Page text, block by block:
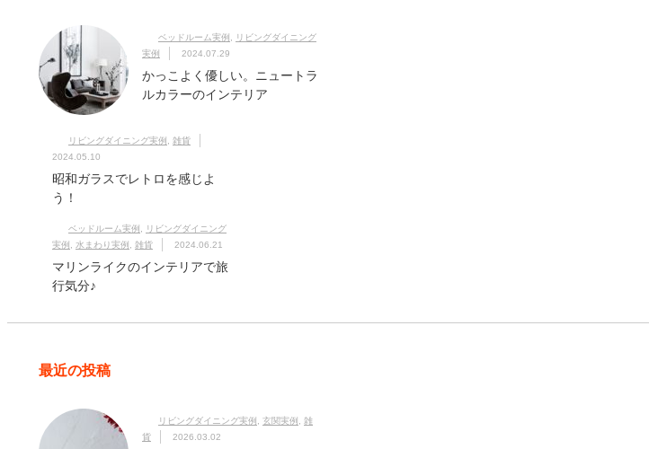
ベッドルーム実例
リビングダイニング
実例
2024.07.29
かっこよく優しい。ニュートラ
ルカラーのインテリア
リビングダイニング実例
雑貨
2024.05.10
昭和ガラスでレトロを感じよ
う！
ベッドルーム実例
リビングダイニング
実例
水まわり実例 雑貨 2024.06.21
マリンライクのインテリアで旅
行気分♪
最近の投稿
リビングダイニング実例 玄関実例
雑
貨
2026.03.02